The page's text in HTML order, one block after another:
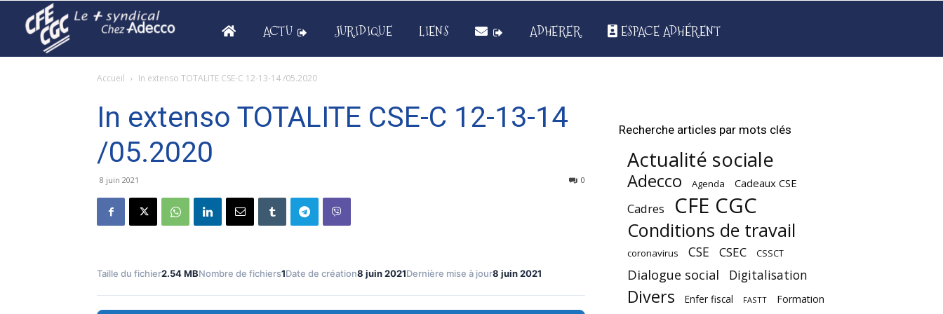
ACTU JURIDIQUE LIENS ADHERER ESPACE ADHÉRENT
Accueil In extenso TOTALITE CSE-C 12-13-14 /05.2020
In extenso TOTALITE CSE-C 12-13-14
/05.2020
8 juin 2021 0
Taille du fichier2.54 MBNombre de fichiers1Date de création8 juin 2021Dernière mise à jour8 juin 2021
Recherche articles par mots clés
Actualité sociale
Adecco Agenda Cadeaux CSE
Cadres CFE CGC
Conditions de travail
coronavirus CSE CSEC CSSCT
Dialogue social Digitalisation
Divers Enfer fiscal FASTT Formation